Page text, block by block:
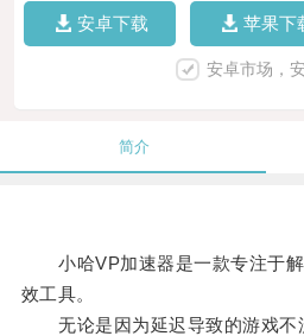
安卓下载 苹果下
安卓市场，
简介
小哈VP加速器是一款专注于解
效工具。
无论是因为延迟导致的游戏不